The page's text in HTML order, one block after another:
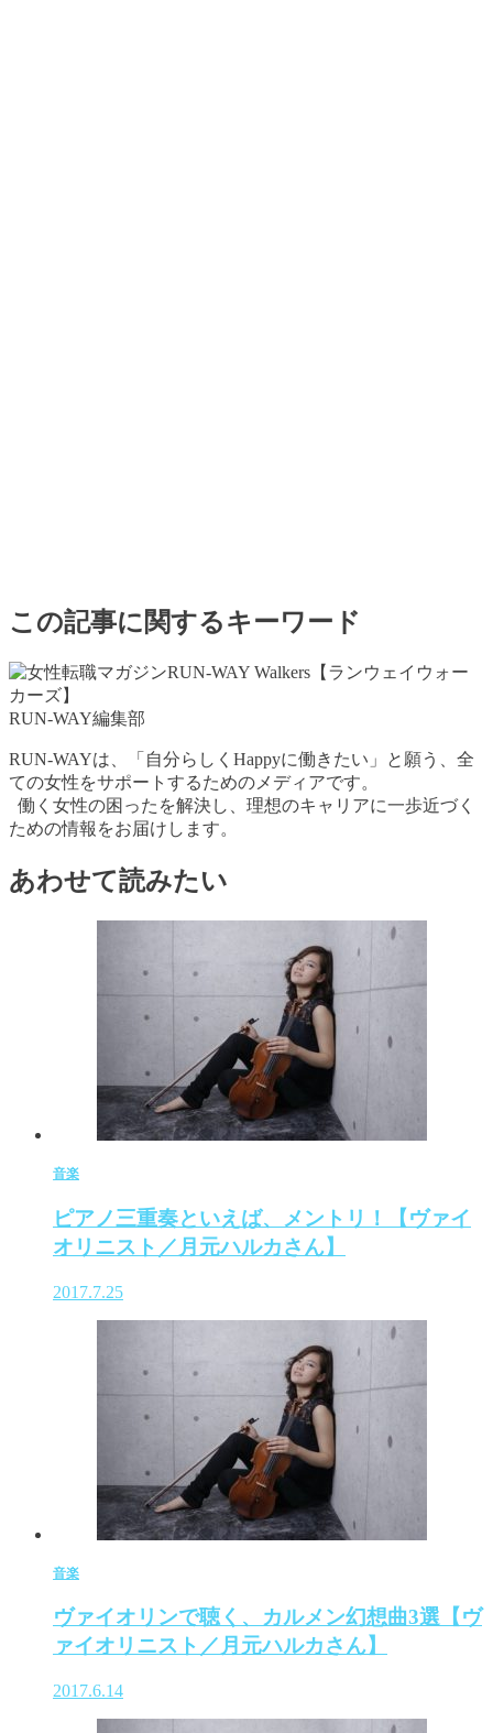
この記事に関するキーワード
RUN-WAY編集部
RUN-WAYは、「自分らしくHappyに働きたい」と願う、全
ての女性をサポートするためのメディアです。
働く女性の困ったを解決し、理想のキャリアに一歩近づく
ための情報をお届けします。
あわせて読みたい
音楽
ピアノ三重奏といえば、メントリ！【ヴァイ
オリニスト／月元ハルカさん】
2017.7.25
音楽
ヴァイオリンで聴く、カルメン幻想曲3選【ヴ
ァイオリニスト／月元ハルカさん】
2017.6.14